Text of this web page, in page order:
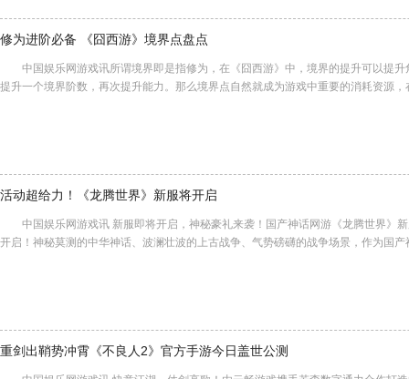
修为进阶必备 《囧西游》境界点盘点
中国娱乐网游戏讯所谓境界即是指修为，在《囧西游》中，境界的提升可以提升
提升一个境界阶数，再次提升能力。那么境界点自然就成为游戏中重要的消耗资源
活动超给力！《龙腾世界》新服将开启
中国娱乐网游戏讯 新服即将开启，神秘豪礼来袭！国产神话网游《龙腾世界》
开启！神秘莫测的中华神话、波澜壮波的上古战争、气势磅礴的战争场景，作为国
重剑出鞘势冲霄《不良人2》官方手游今日盖世公测